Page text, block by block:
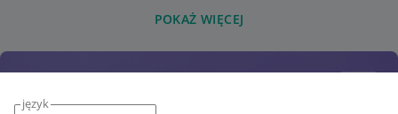
język
POKAŻ WIĘCEJ